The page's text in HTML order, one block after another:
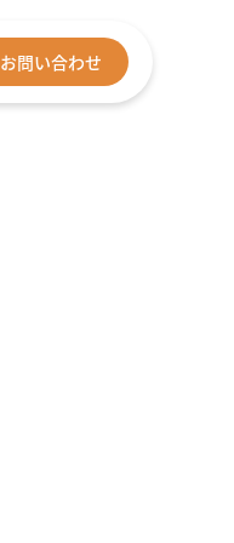
お問い合わせ